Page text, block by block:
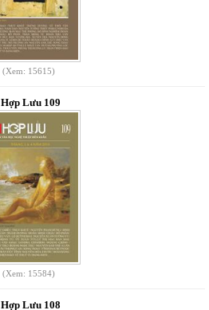
(Xem: 15615)
Hợp Lưu 109
(Xem: 15584)
Hợp Lưu 108